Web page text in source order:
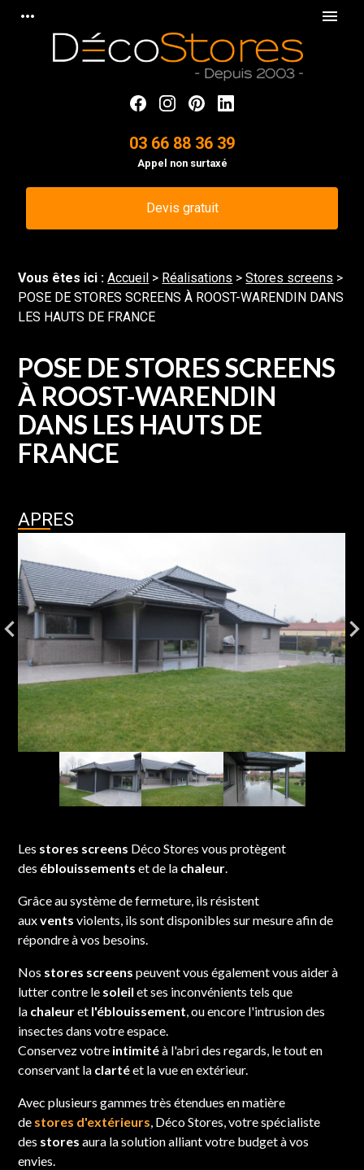
more_horiz menu
03 66 88 36 39
Appel non surtaxé
Devis gratuit
Vous êtes ici :Accueil > Réalisations >Stores screens >
POSE DE STORES SCREENS À ROOST-WARENDIN DANS
LES HAUTS DE FRANCE
POSE DE STORES SCREENS
À ROOST-WARENDIN
DANS LES HAUTS DE
FRANCE
APRES
Les stores screens Déco Stores vous protègent
des éblouissementset de la chaleur.
Grâce au système de fermeture, ils résistent
auxventsviolents, ils sont disponibles sur mesure afin de
répondre à vos besoins.
Nos stores screenspeuvent vous également vous aider à
lutter contre le soleilet ses inconvénients tels que
la chaleuret l'éblouissement, ou encore l'intrusion des
insectes dans votre espace.
Conservez votre intimitéà l'abri des regards, le tout en
conservant la clartéet la vue en extérieur.
Avec plusieurs gammes très étendues en matière
de stores d'extérieurs, Déco Stores, votre spécialiste
des storesaura la solution alliant votre budget à vos
envies.